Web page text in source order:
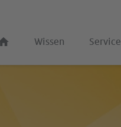
Wissen Service